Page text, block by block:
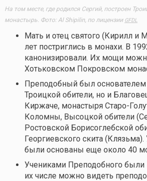
На том месте, где родился Сергий, построен
монастырь. Фото: Al Shipilin, по лицензии GFDL
Мать и отец святого (Кирилл и
лет постриглись в монахи. В
канонизировали. Их мощи
Хотьковском Покровском
Преподобный был основателем
Троицкой обители, но и
Киржаче, монастыря Старо-
Коломны, Высоцкой обители
Ростовской Борисоглебской
Георгиевского скита
были основаны еще около 40
Учениками Преподобного были
их числе можно видеть